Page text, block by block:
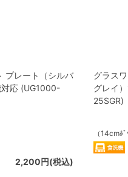
プレート（シルバ
応 (UG1000-
2,200円(税込)
グラス
グレイ
25SGR)
（14cmﾎ